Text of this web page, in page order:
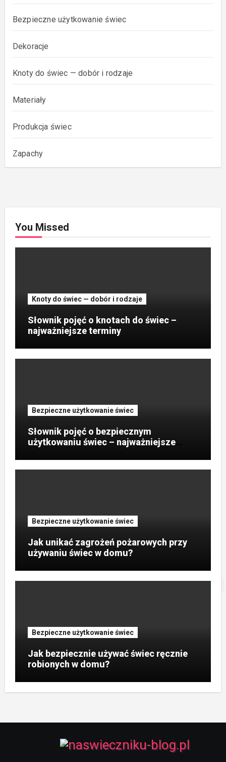
Bezpieczne użytkowanie świec
Dekoracje
Knoty do świec — dobór i rodzaje
Materiały
Produkcja świec
Zapachy
You Missed
Knoty do świec — dobór i rodzaje
Słownik pojęć o knotach do świec –
najważniejsze terminy
Bezpieczne użytkowanie świec
Słownik pojęć o bezpiecznym
użytkowaniu świec – najważniejsze
Bezpieczne użytkowanie świec
Jak unikać zagrożeń pożarowych przy
używaniu świec w domu?
Bezpieczne użytkowanie świec
Jak bezpiecznie używać świec ręcznie
robionych w domu?